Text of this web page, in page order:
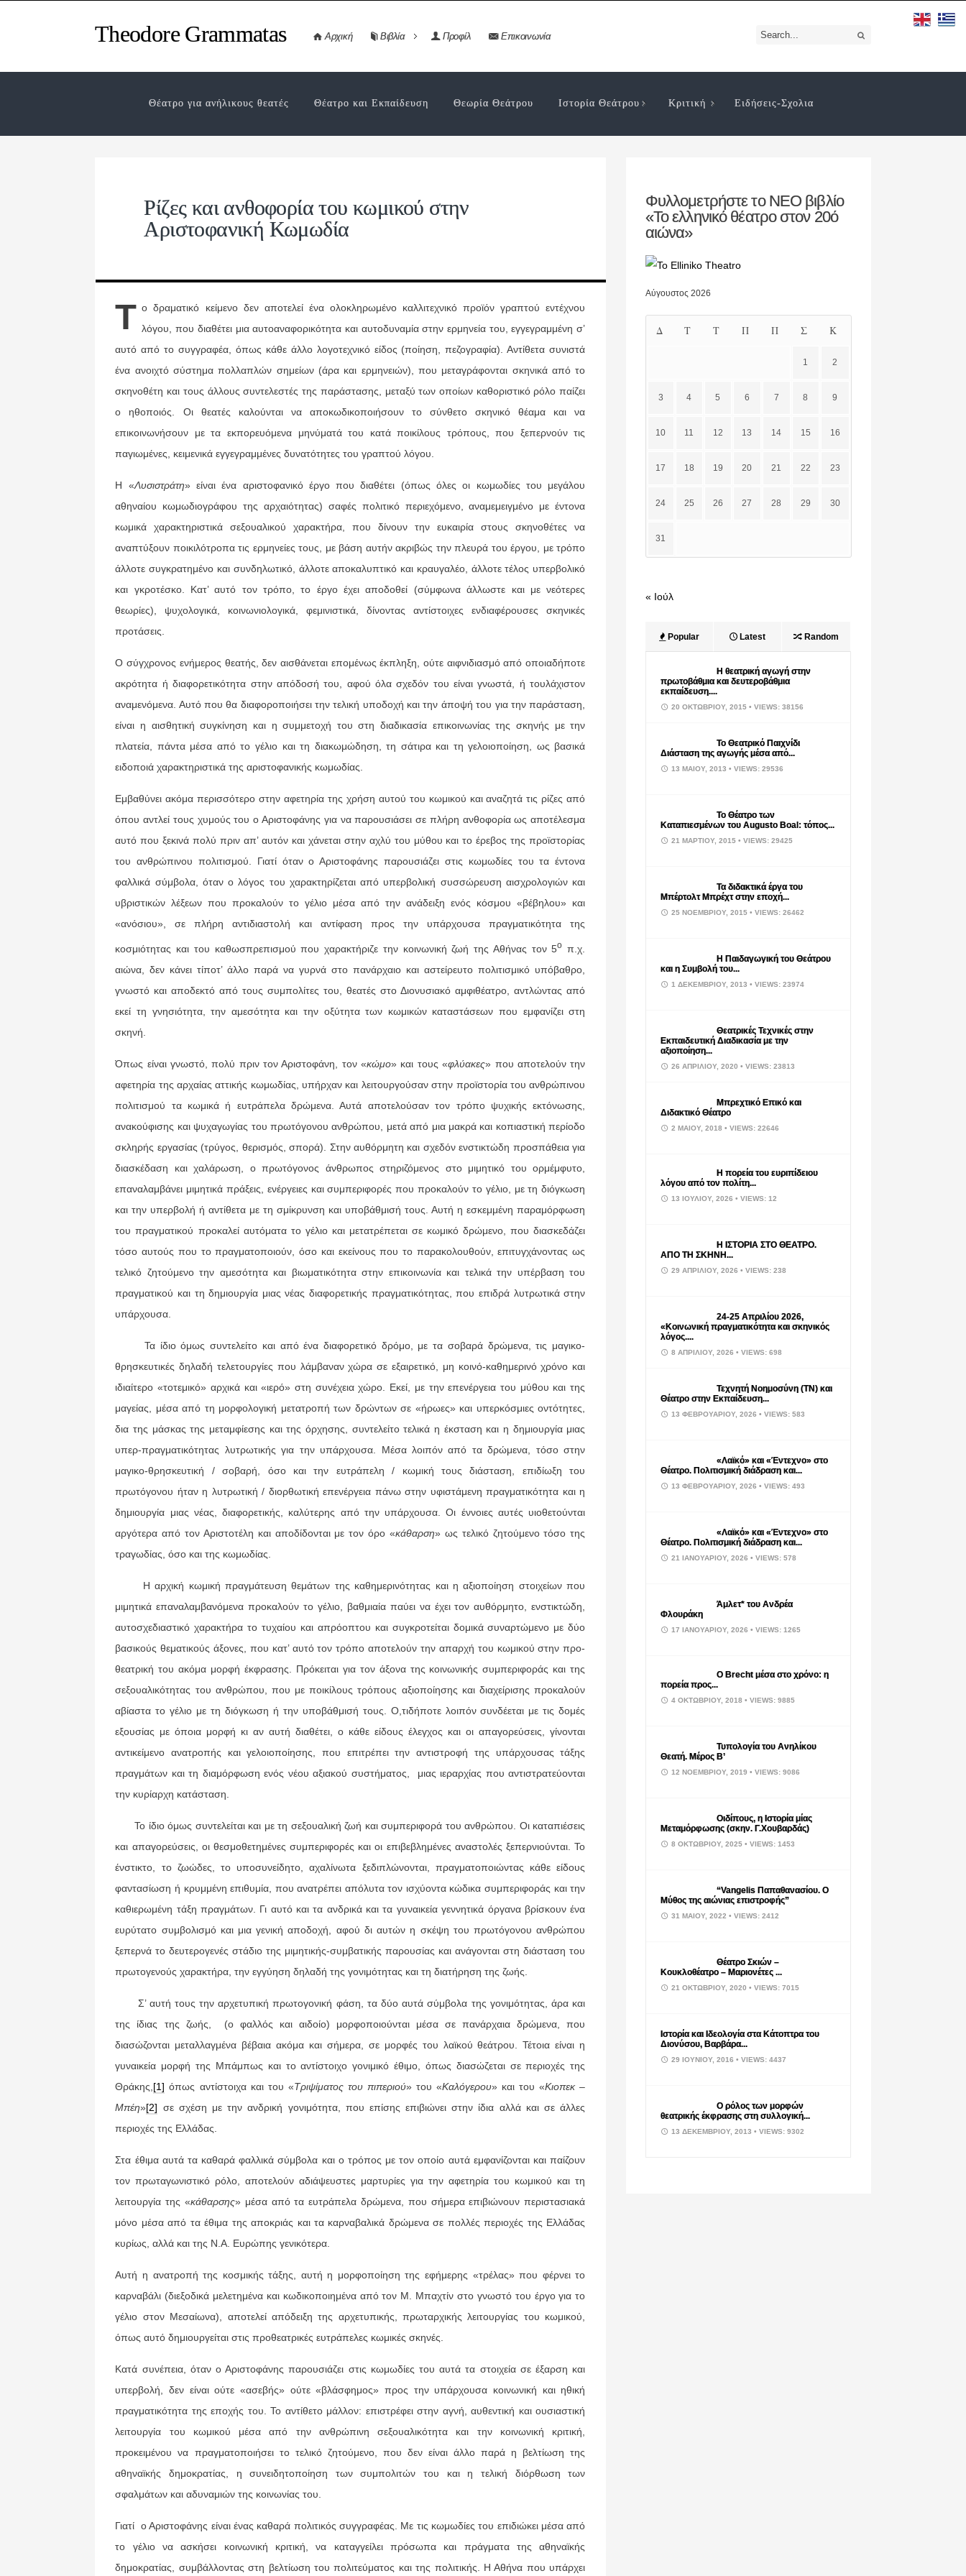
Theodore Grammatas Αρχική Βιβλία Προφίλ Επικοινωνία
Θέατρο για ανήλικους θεατές Θέατρο και Εκπαίδευση Θεωρία Θεάτρου Ιστορία Θεάτρου Κριτική Ειδήσεις-Σχολια
Ρίζες και ανθοφορία του κωμικού στην
Αριστοφανική Κωμωδία
Τ ο δραματικό κείμενο δεν αποτελεί ένα ολοκληρωμένο καλλιτεχνικό προϊόν γραπτού εντέχνου
λόγου, που διαθέτει μια αυτοαναφορικότητα και αυτοδυναμία στην ερμηνεία του, εγγεγραμμένη σ’
αυτό από το συγγραφέα, όπως κάθε άλλο λογοτεχνικό είδος (ποίηση, πεζογραφία). Αντίθετα συνιστά
ένα ανοιχτό σύστημα πολλαπλών σημείων (άρα και ερμηνειών), που μεταγράφονται σκηνικά από το
σκηνοθέτη και τους άλλους συντελεστές της παράστασης, μεταξύ των οποίων καθοριστικό ρόλο παίζει
ο ηθοποιός. Οι θεατές καλούνται να αποκωδικοποιήσουν το σύνθετο σκηνικό θέαμα και να
επικοινωνήσουν με τα εκπορευόμενα μηνύματά του κατά ποικίλους τρόπους, που ξεπερνούν τις
παγιωμένες, κειμενικά εγγεγραμμένες δυνατότητες του γραπτού λόγου.
Η «Λυσιστράτη» είναι ένα αριστοφανικό έργο που διαθέτει (όπως όλες οι κωμωδίες του μεγάλου
αθηναίου κωμωδιογράφου της αρχαιότητας) σαφές πολιτικό περιεχόμενο, αναμεμειγμένο με έντονα
κωμικά χαρακτηριστικά σεξουαλικού χαρακτήρα, που δίνουν την ευκαιρία στους σκηνοθέτες να
αναπτύξουν ποικιλότροπα τις ερμηνείες τους, με βάση αυτήν ακριβώς την πλευρά του έργου, με τρόπο
άλλοτε συγκρατημένο και συνδηλωτικό, άλλοτε αποκαλυπτικό και κραυγαλέο, άλλοτε τέλος υπερβολικό
και γκροτέσκο. Κατ’ αυτό τον τρόπο, το έργο έχει αποδοθεί (σύμφωνα άλλωστε και με νεότερες
θεωρίες), ψυχολογικά, κοινωνιολογικά, φεμινιστικά, δίνοντας αντίστοιχες ενδιαφέρουσες σκηνικές
προτάσεις.
Ο σύγχρονος ενήμερος θεατής, δεν αισθάνεται επομένως έκπληξη, ούτε αιφνιδιασμό από οποιαδήποτε
ακρότητα ή διαφορετικότητα στην απόδοσή του, αφού όλα σχεδόν του είναι γνωστά, ή τουλάχιστον
αναμενόμενα. Αυτό που θα διαφοροποιήσει την τελική υποδοχή και την άποψή του για την παράσταση,
είναι η αισθητική συγκίνηση και η συμμετοχή του στη διαδικασία επικοινωνίας της σκηνής με την
πλατεία, πάντα μέσα από το γέλιο και τη διακωμώδηση, τη σάτιρα και τη γελοιοποίηση, ως βασικά
ειδοποιά χαρακτηριστικά της αριστοφανικής κωμωδίας.
Εμβαθύνει ακόμα περισσότερο στην αφετηρία της χρήση αυτού του κωμικού και αναζητά τις ρίζες από
όπου αντλεί τους χυμούς του ο Αριστοφάνης για να παρουσιάσει σε πλήρη ανθοφορία ως αποτέλεσμα
αυτό που ξεκινά πολύ πριν απ’ αυτόν και χάνεται στην αχλύ του μύθου και το έρεβος της προϊστορίας
του ανθρώπινου πολιτισμού. Γιατί όταν ο Αριστοφάνης παρουσιάζει στις κωμωδίες του τα έντονα
φαλλικά σύμβολα, όταν ο λόγος του χαρακτηρίζεται από υπερβολική συσσώρευση αισχρολογιών και
υβριστικών λέξεων που προκαλούν το γέλιο μέσα από την ανάδειξη ενός κόσμου «βέβηλου» και
«ανόσιου», σε πλήρη αντιδιαστολή και αντίφαση προς την υπάρχουσα πραγματικότητα της
κοσμιότητας και του καθωσπρεπισμού που χαρακτήριζε την κοινωνική ζωή της Αθήνας τον 5ο π.χ.
αιώνα, δεν κάνει τίποτ’ άλλο παρά να γυρνά στο πανάρχαιο και αστείρευτο πολιτισμικό υπόβαθρο,
γνωστό και αποδεκτό από τους συμπολίτες του, θεατές στο Διονυσιακό αμφιθέατρο, αντλώντας από
εκεί τη γνησιότητα, την αμεσότητα και την οξύτητα των κωμικών καταστάσεων που εμφανίζει στη
σκηνή.
Όπως είναι γνωστό, πολύ πριν τον Αριστοφάνη, τον «κώμο» και τους «φλύακες» που αποτελούν την
αφετηρία της αρχαίας αττικής κωμωδίας, υπήρχαν και λειτουργούσαν στην προϊστορία του ανθρώπινου
πολιτισμού τα κωμικά ή ευτράπελα δρώμενα. Αυτά αποτελούσαν τον τρόπο ψυχικής εκτόνωσης,
ανακούφισης και ψυχαγωγίας του πρωτόγονου ανθρώπου, μετά από μια μακρά και κοπιαστική περίοδο
σκληρής εργασίας (τρύγος, θερισμός, σπορά). Στην αυθόρμητη και σχεδόν ενστικτώδη προσπάθεια για
διασκέδαση και χαλάρωση, ο πρωτόγονος άνθρωπος στηριζόμενος στο μιμητικό του ορμέμφυτο,
επαναλαμβάνει μιμητικά πράξεις, ενέργειες και συμπεριφορές που προκαλούν το γέλιο, με τη διόγκωση
και την υπερβολή ή αντίθετα με τη σμίκρυνση και υποβάθμισή τους. Αυτή η εσκεμμένη παραμόρφωση
του πραγματικού προκαλεί αυτόματα το γέλιο και μετατρέπεται σε κωμικό δρώμενο, που διασκεδάζει
τόσο αυτούς που το πραγματοποιούν, όσο και εκείνους που το παρακολουθούν, επιτυγχάνοντας ως
τελικό ζητούμενο την αμεσότητα και βιωματικότητα στην επικοινωνία και τελικά την υπέρβαση του
πραγματικού και τη δημιουργία μιας νέας διαφορετικής πραγματικότητας, που επιδρά λυτρωτικά στην
υπάρχουσα.
Τα ίδιο όμως συντελείτο και από ένα διαφορετικό δρόμο, με τα σοβαρά δρώμενα, τις μαγικο-
θρησκευτικές δηλαδή τελετουργίες που λάμβαναν χώρα σε εξαιρετικό, μη κοινό-καθημερινό χρόνο και
ιδιαίτερο «τοτεμικό» αρχικά και «ιερό» στη συνέχεια χώρο. Εκεί, με την επενέργεια του μύθου και της
μαγείας, μέσα από τη μορφολογική μετατροπή των δρώντων σε «ήρωες» και υπερκόσμιες οντότητες,
δια της μάσκας της μεταμφίεσης και της όρχησης, συντελείτο τελικά η έκσταση και η δημιουργία μιας
υπερ-πραγματικότητας λυτρωτικής για την υπάρχουσα. Μέσα λοιπόν από τα δρώμενα, τόσο στην
μαγικο-θρησκευτική / σοβαρή, όσο και την ευτράπελη / κωμική τους διάσταση, επιδίωξη του
πρωτόγονου ήταν η λυτρωτική / διορθωτική επενέργεια πάνω στην υφιστάμενη πραγματικότητα και η
δημιουργία μιας νέας, διαφορετικής, καλύτερης από την υπάρχουσα. Οι έννοιες αυτές υιοθετούνται
αργότερα από τον Αριστοτέλη και αποδίδονται με τον όρο «κάθαρση» ως τελικό ζητούμενο τόσο της
τραγωδίας, όσο και της κωμωδίας.
Η αρχική κωμική πραγμάτευση θεμάτων της καθημερινότητας και η αξιοποίηση στοιχείων που
μιμητικά επαναλαμβανόμενα προκαλούν το γέλιο, βαθμιαία παύει να έχει τον αυθόρμητο, ενστικτώδη,
αυτοσχεδιαστικό χαρακτήρα το τυχαίου και απρόοπτου και συγκροτείται δομικά συναρτώμενο με δύο
βασικούς θεματικούς άξονες, που κατ’ αυτό τον τρόπο αποτελούν την απαρχή του κωμικού στην προ-
θεατρική του ακόμα μορφή έκφρασης. Πρόκειται για τον άξονα της κοινωνικής συμπεριφοράς και της
σεξουαλικότητας του ανθρώπου, που με ποικίλους τρόπους αξιοποίησης και διαχείρισης προκαλούν
αβίαστα το γέλιο με τη διόγκωση ή την υποβάθμισή τους. Ο,τιδήποτε λοιπόν συνδέεται με τις δομές
εξουσίας με όποια μορφή κι αν αυτή διαθέτει, ο κάθε είδους έλεγχος και οι απαγορεύσεις, γίνονται
αντικείμενο ανατροπής και γελοιοποίησης, που επιτρέπει την αντιστροφή της υπάρχουσας τάξης
πραγμάτων και τη διαμόρφωση ενός νέου αξιακού συστήματος, μιας ιεραρχίας που αντιστρατεύονται
την κυρίαρχη κατάσταση.
Το ίδιο όμως συντελείται και με τη σεξουαλική ζωή και συμπεριφορά του ανθρώπου. Οι καταπιέσεις
και απαγορεύσεις, οι θεσμοθετημένες συμπεριφορές και οι επιβεβλημένες αναστολές ξεπερνιούνται. Το
ένστικτο, το ζωώδες, το υποσυνείδητο, αχαλίνωτα ξεδιπλώνονται, πραγματοποιώντας κάθε είδους
φαντασίωση ή κρυμμένη επιθυμία, που ανατρέπει απόλυτα τον ισχύοντα κώδικα συμπεριφοράς και την
καθιερωμένη τάξη πραγμάτων. Γι αυτό και τα ανδρικά και τα γυναικεία γεννητικά όργανα βρίσκουν ένα
ευρύτατο συμβολισμό και μια γενική αποδοχή, αφού δι αυτών η σκέψη του πρωτόγονου ανθρώπου
ξεπερνά το δευτερογενές στάδιο της μιμητικής-συμβατικής παρουσίας και ανάγονται στη διάσταση του
πρωτογενούς χαρακτήρα, την εγγύηση δηλαδή της γονιμότητας και τη διατήρηση της ζωής.
Σ’ αυτή τους την αρχετυπική πρωτογονική φάση, τα δύο αυτά σύμβολα της γονιμότητας, άρα και
της ίδιας της ζωής, (ο φαλλός και αιδοίο) μορφοποιούνται μέσα σε πανάρχαια δρώμενα, που
διασώζονται μεταλλαγμένα βέβαια ακόμα και σήμερα, σε μορφές του λαϊκού θεάτρου. Τέτοια είναι η
γυναικεία μορφή της Μπάμπως και το αντίστοιχο γονιμικό έθιμο, όπως διασώζεται σε περιοχές της
Θράκης, [1] όπως αντίστοιχα και του «Τριψίματος του πιπεριού» του «Καλόγερου» και του «Κιοπεκ –
Μπέη»[2] σε σχέση με την ανδρική γονιμότητα, που επίσης επιβιώνει στην ίδια αλλά και σε άλλες
περιοχές της Ελλάδας.
Στα έθιμα αυτά τα καθαρά φαλλικά σύμβολα και ο τρόπος με τον οποίο αυτά εμφανίζονται και παίζουν
τον πρωταγωνιστικό ρόλο, αποτελούν αδιάψευστες μαρτυρίες για την αφετηρία του κωμικού και τη
λειτουργία της «κάθαρσης» μέσα από τα ευτράπελα δρώμενα, που σήμερα επιβιώνουν περιστασιακά
μόνο μέσα από τα έθιμα της αποκριάς και τα καρναβαλικά δρώμενα σε πολλές περιοχές της Ελλάδας
κυρίως, αλλά και της Ν.Α. Ευρώπης γενικότερα.
Αυτή η ανατροπή της κοσμικής τάξης, αυτή η μορφοποίηση της εφήμερης «τρέλας» που φέρνει το
καρναβάλι (διεξοδικά μελετημένα και κωδικοποιημένα από τον Μ. Μπαχτίν στο γνωστό του έργο για το
γέλιο στον Μεσαίωνα), αποτελεί απόδειξη της αρχετυπικής, πρωταρχικής λειτουργίας του κωμικού,
όπως αυτό δημιουργείται στις προθεατρικές ευτράπελες κωμικές σκηνές.
Κατά συνέπεια, όταν ο Αριστοφάνης παρουσιάζει στις κωμωδίες του αυτά τα στοιχεία σε έξαρση και
υπερβολή, δεν είναι ούτε «ασεβής» ούτε «βλάσφημος» προς την υπάρχουσα κοινωνική και ηθική
πραγματικότητα της εποχής του. Το αντίθετο μάλλον: επιστρέφει στην αγνή, αυθεντική και ουσιαστική
λειτουργία του κωμικού μέσα από την ανθρώπινη σεξουαλικότητα και την κοινωνική κριτική,
προκειμένου να πραγματοποιήσει το τελικό ζητούμενο, που δεν είναι άλλο παρά η βελτίωση της
αθηναϊκής δημοκρατίας, η συνειδητοποίηση των συμπολιτών του και η τελική διόρθωση των
σφαλμάτων και αδυναμιών της κοινωνίας του.
Γιατί ο Αριστοφάνης είναι ένας καθαρά πολιτικός συγγραφέας. Με τις κωμωδίες του επιδιώκει μέσα από
το γέλιο να ασκήσει κοινωνική κριτική, να καταγγείλει πρόσωπα και πράγματα της αθηναϊκής
δημοκρατίας, συμβάλλοντας στη βελτίωση του πολιτεύματος και της πολιτικής. Η Αθήνα που υπάρχει
Φυλλομετρήστε το ΝΕΟ βιβλίο
«Το ελληνικό θέατρο στον 20ό
αιώνα»
Αύγουστος 2026
Δ Τ Τ Π Π Σ Κ
1 2
3 4 5 6 7 8 9
10 11 12 13 14 15 16
17 18 19 20 21 22 23
24 25 26 27 28 29 30
31
« Ιούλ
Popular Latest Random
Η θεατρική αγωγή στην
πρωτοβάθμια και δευτεροβάθμια
εκπαίδευση....
20 ΟΚΤΩΒΡΊΟΥ, 2015 • VIEWS: 38156
Το Θεατρικό Παιχνίδι
Διάσταση της αγωγής μέσα από...
13 ΜΑΪ́ΟΥ, 2013 • VIEWS: 29536
Το Θέατρο των
Καταπιεσμένων του Augusto Boal: τόπος...
21 ΜΑΡΤΊΟΥ, 2015 • VIEWS: 29425
Τα διδακτικά έργα του
Μπέρτολτ Μπρέχτ στην εποχή...
25 ΝΟΕΜΒΡΊΟΥ, 2015 • VIEWS: 26462
Η Παιδαγωγική του Θεάτρου
και η Συμβολή του...
1 ΔΕΚΕΜΒΡΊΟΥ, 2013 • VIEWS: 23974
Θεατρικές Τεχνικές στην
Εκπαιδευτική Διαδικασία με την
αξιοποίηση...
26 ΑΠΡΙΛΊΟΥ, 2020 • VIEWS: 23813
Μπρεχτικό Επικό και
Διδακτικό Θέατρο
2 ΜΑΪ́ΟΥ, 2018 • VIEWS: 22646
Η πορεία του ευριπίδειου
λόγου από τον πολίτη...
13 ΙΟΥΛΊΟΥ, 2026 • VIEWS: 12
Η ΙΣΤΟΡΙΑ ΣΤΟ ΘΕΑΤΡΟ.
ΑΠΟ ΤΗ ΣΚΗΝΗ...
29 ΑΠΡΙΛΊΟΥ, 2026 • VIEWS: 238
24-25 Απριλίου 2026,
«Κοινωνική πραγματικότητα και σκηνικός
λόγος....
8 ΑΠΡΙΛΊΟΥ, 2026 • VIEWS: 698
Τεχνητή Νοημοσύνη (ΤΝ) και
Θέατρο στην Εκπαίδευση...
13 ΦΕΒΡΟΥΑΡΊΟΥ, 2026 • VIEWS: 583
«Λαϊκό» και «Έντεχνο» στο
Θέατρο. Πολιτισμική διάδραση και...
13 ΦΕΒΡΟΥΑΡΊΟΥ, 2026 • VIEWS: 493
«Λαϊκό» και «Έντεχνο» στο
Θέατρο. Πολιτισμική διάδραση και...
21 ΙΑΝΟΥΑΡΊΟΥ, 2026 • VIEWS: 578
Άμλετ* του Ανδρέα
Φλουράκη
17 ΙΑΝΟΥΑΡΊΟΥ, 2026 • VIEWS: 1265
Ο Brecht μέσα στο χρόνο: η
πορεία προς...
4 ΟΚΤΩΒΡΊΟΥ, 2018 • VIEWS: 9885
Τυπολογία του Ανηλίκου
Θεατή. Μέρος Β’
12 ΝΟΕΜΒΡΊΟΥ, 2019 • VIEWS: 9086
Οιδίπους, η Ιστορία μίας
Μεταμόρφωσης (σκην. Γ.Χουβαρδάς)
8 ΟΚΤΩΒΡΊΟΥ, 2025 • VIEWS: 1453
“Vangelis Παπαθανασίου. Ο
Μύθος της αιώνιας επιστροφής”
31 ΜΑΪ́ΟΥ, 2022 • VIEWS: 2412
Θέατρο Σκιών –
Κουκλοθέατρο – Μαριονέτες ...
21 ΟΚΤΩΒΡΊΟΥ, 2020 • VIEWS: 7015
Ιστορία και Ιδεολογία στα Κάτοπτρα του
Διονύσου, Βαρβάρα...
29 ΙΟΥΝΊΟΥ, 2016 • VIEWS: 4437
Ο ρόλος των μορφών
θεατρικής έκφρασης στη συλλογική...
13 ΔΕΚΕΜΒΡΊΟΥ, 2013 • VIEWS: 9302